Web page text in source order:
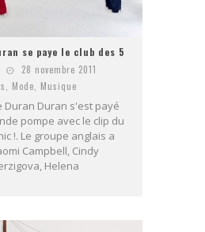
se paye le club des 5
28 novembre 2011
Mode Musique
Duran Duran s'est payé
pompe avec le clip du
!. Le groupe anglais a
Campbell, Cindy
Helena